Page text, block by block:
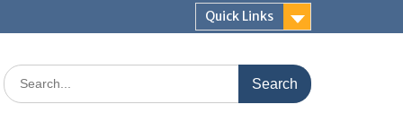
Quick Links
Search
for: